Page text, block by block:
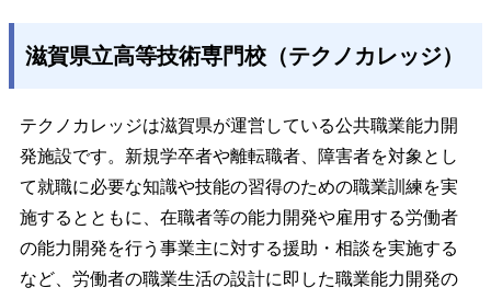
滋賀県立高等技術専門校（テクノカレッジ）
テクノカレッジは滋賀県が運営している公共職業能力開
発施設です。新規学卒者や離転職者、障害者を対象とし
て就職に必要な知識や技能の習得のための職業訓練を実
施するとともに、在職者等の能力開発や雇用する労働者
の能力開発を行う事業主に対する援助・相談を実施する
など、労働者の職業生活の設計に即した職業能力開発の